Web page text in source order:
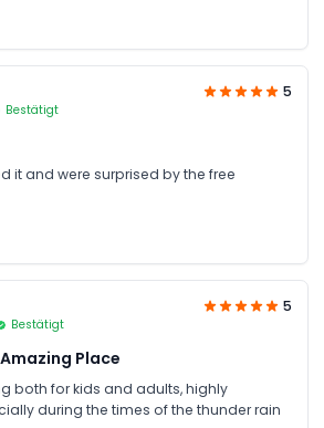
Bestätigt
5
it and were surprised by the free
Bestätigt
5
Place
both for kids and adults, highly
during the times of the thunder rain